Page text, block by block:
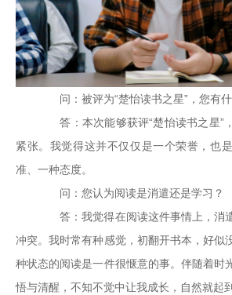
问：被评为“楚怡读书之星”，您有什
答：本次能够获评“楚怡读书之星”
紧张。我觉得这并不仅仅是一个荣誉，也
准、一种态度。
问：您认为阅读是消遣还是学习？
答：我觉得在阅读这件事情上，消
冲突。我时常有种感觉，初翻开书本，好似
种状态的阅读是一件很惬意的事。伴随着时
悟与清醒，不知不觉中让我成长，自然就起